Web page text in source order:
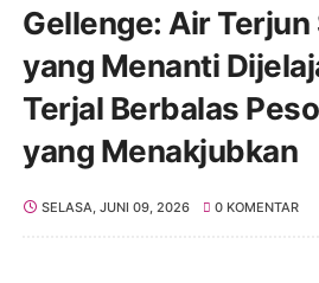
Gellenge: Air Terjun
yang Menanti
Terjal Berbalas
yang Menakjubkan
SELASA, JUNI 09, 2026 0 KOMENTAR